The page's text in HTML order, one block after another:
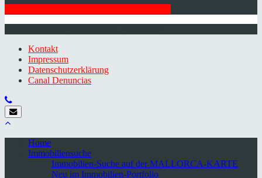
Kontakt
Impressum
Datenschutzerklärung
Canal Denuncias
Home
Immobiliensuche
Immobilien-Suche auf der MALLORCA-KARTE
Neu im Immobilien-Portfolio